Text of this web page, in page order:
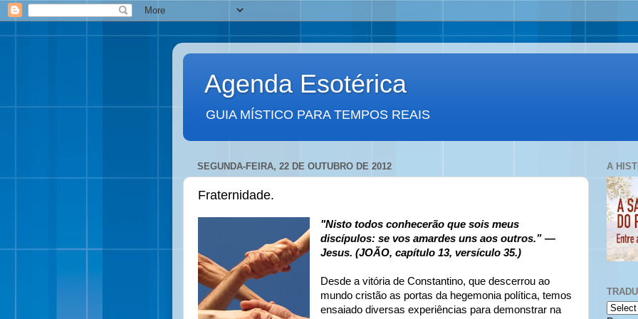
Agenda Esotérica
GUIA MÍSTICO PARA TEMPOS REAIS
SEGUNDA-FEIRA, 22 DE OUTUBRO DE 2012
Fraternidade.
"Nisto todos conhecerão que sois meus
discípulos: se vos amardes uns aos outros.” —
Jesus. (JOÃO, capítulo 13, versículo 35.)
Desde a vitória de Constantino, que descerrou ao
mundo cristão as portas da hegemonia política, temos
ensaiado diversas experiências para demonstrar na
A